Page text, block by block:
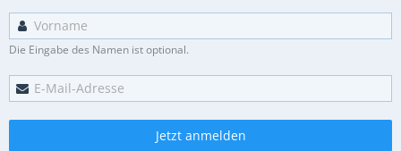
Die Eingabe des Namen ist optional.
Jetzt anmelden